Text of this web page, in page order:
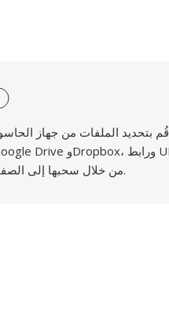
قُم بتحديد الملفات من جهاز
من خلال سحبها إلى الصفحة.